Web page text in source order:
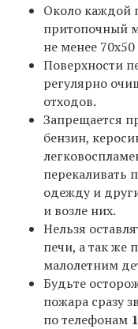
Около каждой
притопочный
не менее
Поверхности
регулярно
отходов.
Запрещается
бензин,
перекаливать
одежду и
и возле них.
Нельзя
печи, а так же
малолетним
Будьте
пожара сразу
по телефонам